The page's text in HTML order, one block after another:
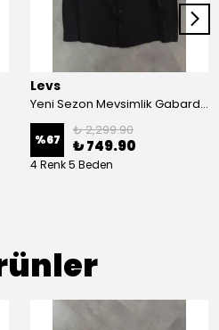
Levs
Yeni Sezon Mevsimlik Gabardin Gömlek/Ceket
%67
₺ 2,299.90
₺ 749.90
4 Renk 5 Beden